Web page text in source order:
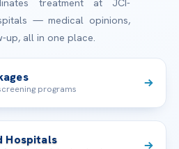
treatment at JCI-
— medical opinions,
up, all in one place.
programs
Hospitals